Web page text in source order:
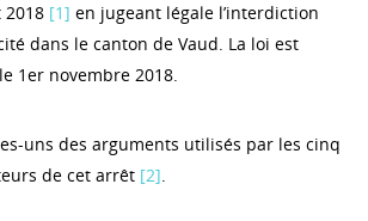
2018 [1] en jugeant légale l’interdiction
dans le canton de Vaud. La loi est
1er novembre 2018.
uns des arguments utilisés par les cinq
de cet arrêt [2].